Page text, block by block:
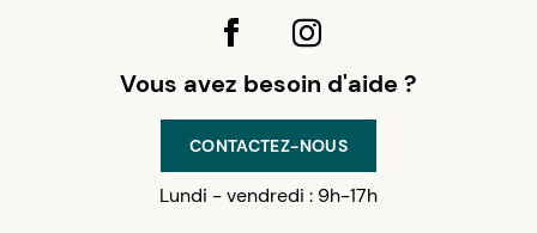
Vous avez besoin d'aide ?
CONTACTEZ-NOUS
Lundi - vendredi : 9h-17h